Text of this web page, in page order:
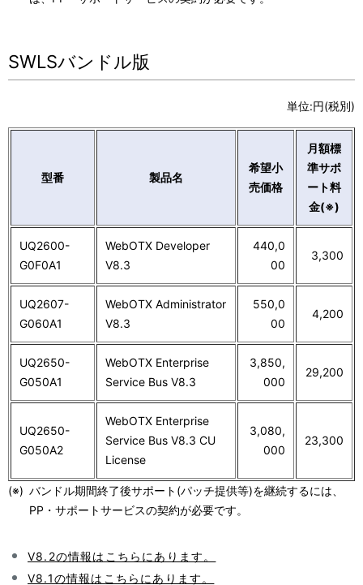
SWLSバンドル版
単位:円(税別)
型番 製品名
希望小
売価格
月額標
準サポ
ート料
金(※)
UQ2600-
G0F0A1
WebOTX Developer
V8.3
440,0
00
3,300
UQ2607-
G060A1
WebOTX Administrator
V8.3
550,0
00
4,200
UQ2650-
G050A1
WebOTX Enterprise
Service Bus V8.3
3,850,
000
29,200
UQ2650-
G050A2
WebOTX Enterprise
Service Bus V8.3 CU
License
3,080,
000
23,300
(※) バンドル期間終了後サポート(パッチ提供等)を継続するには、
PP・サポートサービスの契約が必要です。
V8.2の情報はこちらにあります。
V8.1の情報はこちらにあります。